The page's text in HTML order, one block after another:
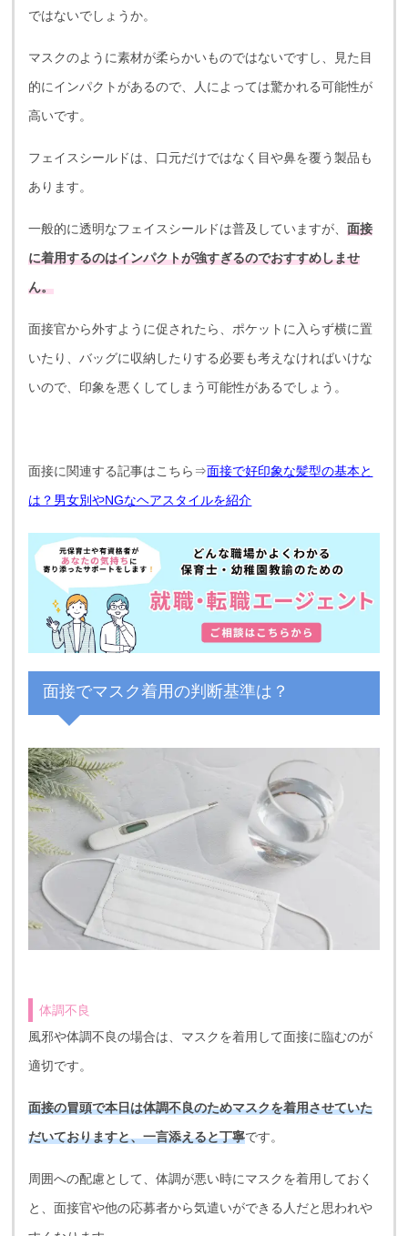
ではないでしょうか。
マスクのように素材が柔らかいものではないですし、見た目
的にインパクトがあるので、人によっては驚かれる可能性が
高いです。
フェイスシールドは、口元だけではなく目や鼻を覆う製品も
あります。
一般的に透明なフェイスシールドは普及していますが、面接
に着用するのはインパクトが強すぎるのでおすすめしませ
ん。
面接官から外すように促されたら、ポケットに入らず横に置
いたり、バッグに収納したりする必要も考えなければいけな
いので、印象を悪くしてしまう可能性があるでしょう。
面接に関連する記事はこちら⇒面接で好印象な髪型の基本と
は？男女別やNGなヘアスタイルを紹介
面接でマスク着用の判断基準は？
体調不良
風邪や体調不良の場合は、マスクを着用して面接に臨むのが
適切です。
面接の冒頭で本日は体調不良のためマスクを着用させていた
だいておりますと、一言添えると丁寧です。
周囲への配慮として、体調が悪い時にマスクを着用しておく
と、面接官や他の応募者から気遣いができる人だと思われや